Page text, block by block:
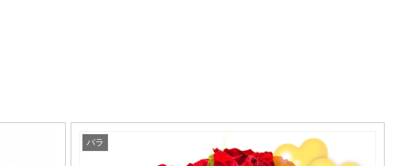
バラ